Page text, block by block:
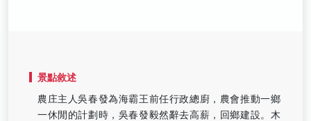
景點敘述
農庄主人吳春發為海霸王前任行政總廚，農會推動一鄉
一休閒的計劃時，吳春發毅然辭去高薪，回鄉建設。木